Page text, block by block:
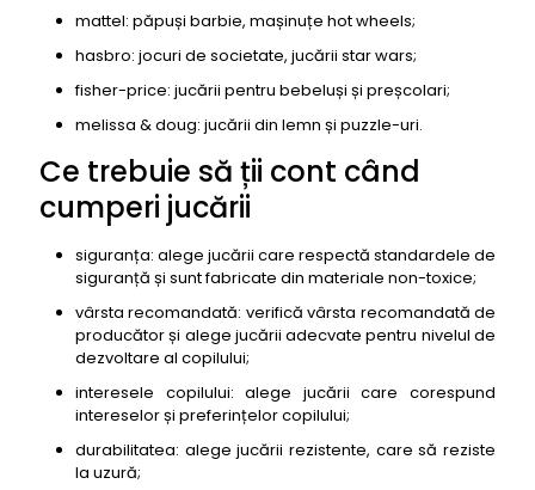
mattel: păpuși barbie, mașinuțe hot wheels;
hasbro: jocuri de societate, jucării star wars;
fisher-price: jucării pentru bebeluși și preșcolari;
melissa & doug: jucării din lemn și puzzle-uri.
Ce trebuie să ții cont când
cumperi jucării
siguranța: alege jucării care respectă standardele de
siguranță și sunt fabricate din materiale non-toxice;
vârsta recomandată: verifică vârsta recomandată de
producător și alege jucării adecvate pentru nivelul de
dezvoltare al copilului;
interesele copilului: alege jucării care corespund
intereselor și preferințelor copilului;
durabilitatea: alege jucării rezistente, care să reziste
la uzură;